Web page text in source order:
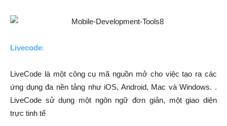
Livecode:
LiveCode là một công cụ mã nguồn mở cho việc tạo ra các
ứng dụng đa nền tảng như iOS, Android, Mac và Windows. .
LiveCode sử dụng một ngôn ngữ đơn giản, một giao diện
trực tinh tế